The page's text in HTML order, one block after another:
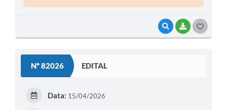
VISUALIZAR
BAIXAR
Nº 82026 EDITAL
Data: 15/04/2026